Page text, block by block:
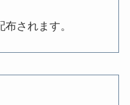
されます。